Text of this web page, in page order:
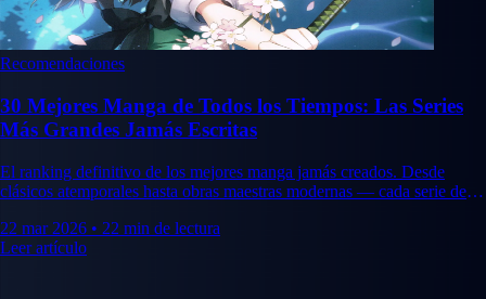
Recomendaciones
30 Mejores Manga de Todos los Tiempos: Las Series
Más Grandes Jamás Escritas
El ranking definitivo de los mejores manga jamás creados. Desde
clásicos atemporales hasta obras maestras modernas — cada serie de
22 mar 2026 • 22 min de lectura
Leer artículo